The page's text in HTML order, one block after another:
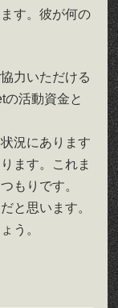
す。彼が何の
力いただける
活動資金と
況にあります
ます。これま
もりです。
と思います。
う。